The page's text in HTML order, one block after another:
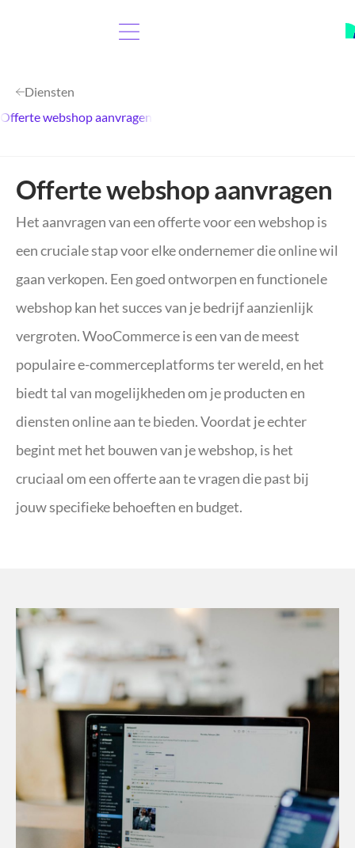
Diensten
Offerte webshop aanvragen
Offerte webshop aanvragen
Het aanvragen van een offerte voor een webshop is
een cruciale stap voor elke ondernemer die online wil
gaan verkopen. Een goed ontworpen en functionele
webshop kan het succes van je bedrijf aanzienlijk
vergroten. WooCommerce is een van de meest
populaire e-commerceplatforms ter wereld, en het
biedt tal van mogelijkheden om je producten en
diensten online aan te bieden. Voordat je echter
begint met het bouwen van je webshop, is het
cruciaal om een offerte aan te vragen die past bij
jouw specifieke behoeften en budget.